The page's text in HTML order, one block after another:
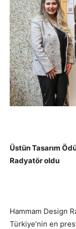
Üstün Tasarım
Radyatör oldu
Hammam Design
Türkiye’nin en